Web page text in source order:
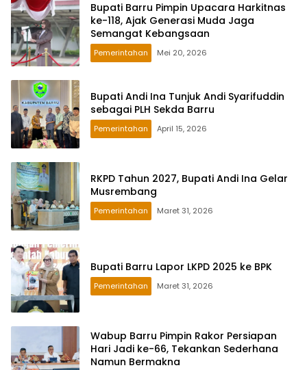
Bupati Barru Pimpin Upacara Harkitnas
ke-118, Ajak Generasi Muda Jaga
Semangat Kebangsaan
Pemerintahan Mei 20, 2026
Bupati Andi Ina Tunjuk Andi Syarifuddin
sebagai PLH Sekda Barru
Pemerintahan April 15, 2026
RKPD Tahun 2027, Bupati Andi Ina Gelar
Musrembang
Pemerintahan Maret 31, 2026
Bupati Barru Lapor LKPD 2025 ke BPK
Pemerintahan Maret 31, 2026
Wabup Barru Pimpin Rakor Persiapan
Hari Jadi ke-66, Tekankan Sederhana
Namun Bermakna